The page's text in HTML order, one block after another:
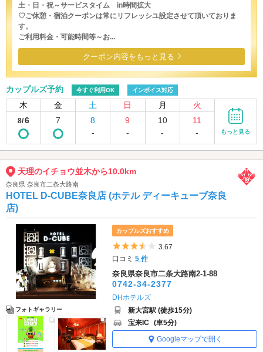
土・日・祝～サービスタイム in時間拡大
♡ご休憩・宿泊クーポンは常にリフレッシユ設定させて頂いておりま
す。
ご利用料金・可能時間等～お...
クーポン内容をもっと見る
カップルズ予約 今すぐ利用OK インボイス対応
木 金 土 日 月 火
8/6 7
8
-
9
-
10
-
11
-
もっと見る
天理のイチョウ並木から10.0km
奈良県 奈良市二条大路南
HOTEL D-CUBE奈良店 (ホテル ディーキューブ奈良
店)
フォトギャラリー
カップルズおすすめ
5つ星のうち3.5
3.67
口コミ5 件
奈良県奈良市二条大路南2-1-88
0742-34-2377
DHホテルズ
新大宮駅 (徒歩15分)
宝来IC (車5分)
Googleマップで開く